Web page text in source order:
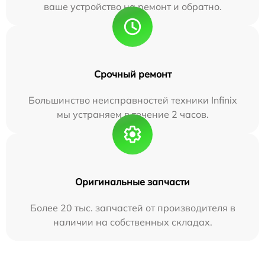
ваше устройство на ремонт и обратно.
Срочный ремонт
Большинство неисправностей техники Infinix
мы устраняем в течение 2 часов.
Оригинальные запчасти
Более 20 тыс. запчастей от производителя в
наличии на собственных складах.